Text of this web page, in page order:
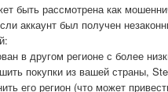
быть рассмотрена как
аккаунт был получен
в другом регионе с более
покупки из вашей страны,
его регион (что может